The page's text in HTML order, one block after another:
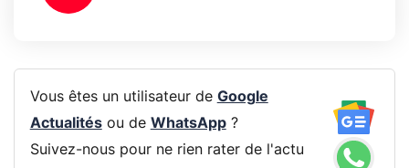
Vous êtes un utilisateur de Google
Actualitésou de WhatsApp?
Suivez-nous pour ne rien rater de l'actu